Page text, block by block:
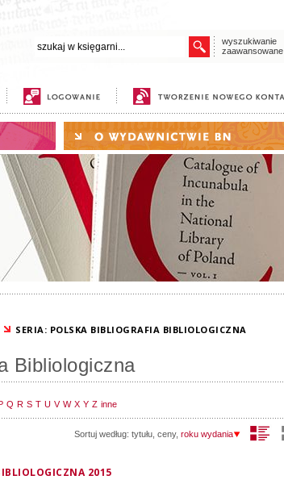
wyszukiwanie
zaawansowane
SERIA: POLSKA BIBLIOGRAFIA BIBLIOLOGICZNA
Bibliologiczna
Q R S T U V W X Y Z inne
Sortuj według: tytułu ceny, roku wydania
2015